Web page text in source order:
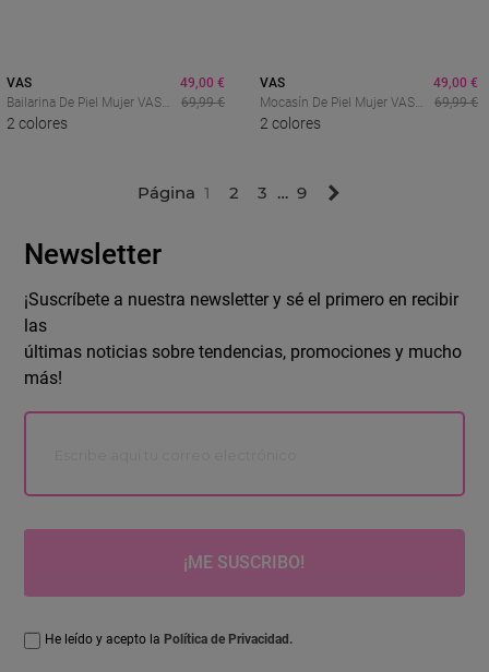
VAS
Bailarina De Piel Mujer VAS
8821 Negra – Básica
2 colores
49,00 €
69,99 €
VAS
Mocasín De Piel Mujer VAS
3201 – Clásico Casual
2 colores
49,00 €
69,99 €
Página 1 2 3 … 9
Newsletter
¡Suscríbete a nuestra newsletter y sé el primero en recibir
las
últimas noticias sobre tendencias, promociones y mucho
más!
¡ME SUSCRIBO!
He leído y acepto la Política de Privacidad.